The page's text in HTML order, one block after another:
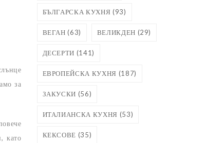
за
като
БЪЛГАРСКА КУХНЯ (93)
ВЕГАН (63) ВЕЛИКДЕН (29)
ДЕСЕРТИ (141)
ЕВРОПЕЙСКА КУХНЯ (187)
ЗАКУСКИ (56)
ИТАЛИАНСКА КУХНЯ (53)
КЕКСОВЕ (35)